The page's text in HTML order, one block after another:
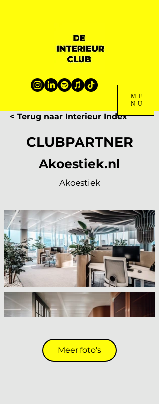
ME
NU
< Terug naar Interieur Index
CLUBPARTNER
Akoestiek.nl
Akoestiek
Meer foto's